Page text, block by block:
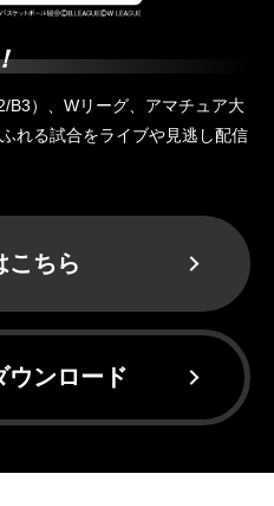
B3）、Wリーグ、アマチュア大
れる試合をライブや見逃し配信
こちら
ウンロード